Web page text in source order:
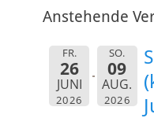
Anstehende
FR.
26
JUNI
2026
SO.
09
AUG.
2026